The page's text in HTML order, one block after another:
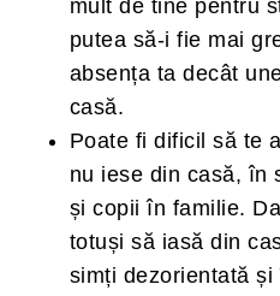
mult de tine pentru
putea să-i fie mai
absența ta decât
casă.
Poate fi dificil să te
nu iese din casă, în
și copii în familie.
totuși să iasă din
simți dezorientată și